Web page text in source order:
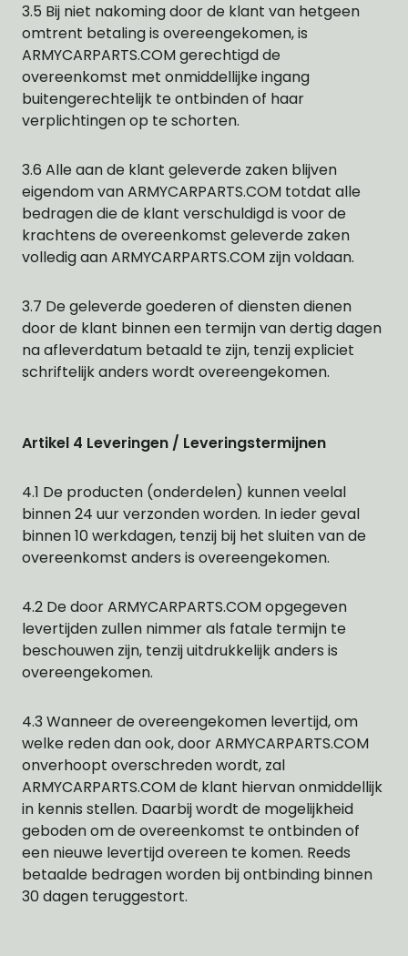
3.5 Bij niet nakoming door de klant van hetgeen
omtrent betaling is overeengekomen, is
ARMYCARPARTS.COM gerechtigd de
overeenkomst met onmiddellijke ingang
buitengerechtelijk te ontbinden of haar
verplichtingen op te schorten.
3.6 Alle aan de klant geleverde zaken blijven
eigendom van ARMYCARPARTS.COM totdat alle
bedragen die de klant verschuldigd is voor de
krachtens de overeenkomst geleverde zaken
volledig aan ARMYCARPARTS.COM zijn voldaan.
3.7 De geleverde goederen of diensten dienen
door de klant binnen een termijn van dertig dagen
na afleverdatum betaald te zijn, tenzij expliciet
schriftelijk anders wordt overeengekomen.
Artikel 4 Leveringen / Leveringstermijnen
4.1 De producten (onderdelen) kunnen veelal
binnen 24 uur verzonden worden. In ieder geval
binnen 10 werkdagen, tenzij bij het sluiten van de
overeenkomst anders is overeengekomen.
4.2 De door ARMYCARPARTS.COM opgegeven
levertijden zullen nimmer als fatale termijn te
beschouwen zijn, tenzij uitdrukkelijk anders is
overeengekomen.
4.3 Wanneer de overeengekomen levertijd, om
welke reden dan ook, door ARMYCARPARTS.COM
onverhoopt overschreden wordt, zal
ARMYCARPARTS.COM de klant hiervan onmiddellijk
in kennis stellen. Daarbij wordt de mogelijkheid
geboden om de overeenkomst te ontbinden of
een nieuwe levertijd overeen te komen. Reeds
betaalde bedragen worden bij ontbinding binnen
30 dagen teruggestort.